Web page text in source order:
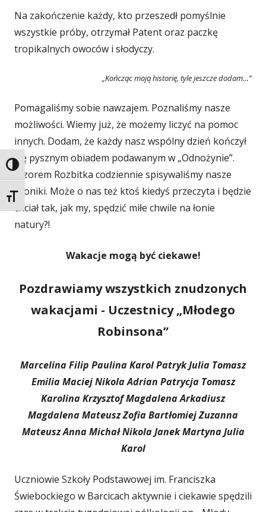
Przełącz wysoki kontrast
Zmień rozmiar czcionek
Na zakończenie każdy, kto przeszedł pomyślnie
wszystkie próby, otrzymał Patent oraz paczkę
tropikalnych owoców i słodyczy.
„Kończąc moją historię, tyle jeszcze dodam…”
Pomagaliśmy sobie nawzajem. Poznaliśmy nasze
możliwości. Wiemy już, że możemy liczyć na pomoc
innych. Dodam, że każdy nasz wspólny dzień kończył
się pysznym obiadem podawanym w „Odnożynie”.
Wzorem Rozbitka codziennie spisywaliśmy nasze
kroniki. Może o nas też ktoś kiedyś przeczyta i będzie
chciał tak, jak my, spędzić miłe chwile na łonie
natury?!
Wakacje mogą być ciekawe!
Pozdrawiamy wszystkich znudzonych
wakacjami - Uczestnicy „Młodego
Robinsona”
Marcelina Filip Paulina Karol Patryk Julia Tomasz
Emilia Maciej Nikola Adrian Patrycja Tomasz
Karolina Krzysztof Magdalena Arkadiusz
Magdalena Mateusz Zofia Bartłomiej Zuzanna
Mateusz Anna Michał Nikola Janek Martyna Julia
Karol
Uczniowie Szkoły Podstawowej im. Franciszka
Świebockiego w Barcicach aktywnie i ciekawie spędzili